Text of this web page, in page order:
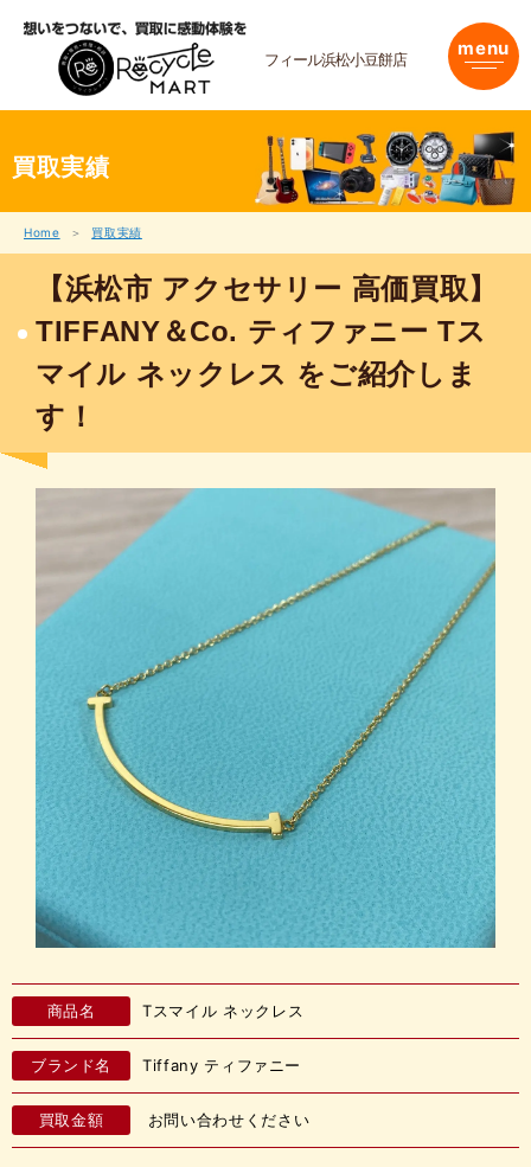
フィール浜松小豆餅店 menu
買取実績
Home 買取実績
【浜松市 アクセサリー 高価買取】
TIFFANY＆Co. ティファニー Tス
マイル ネックレス をご紹介しま
す！
商品名 Tスマイル ネックレス
ブランド名 Tiffany ティファニー
買取金額 お問い合わせください